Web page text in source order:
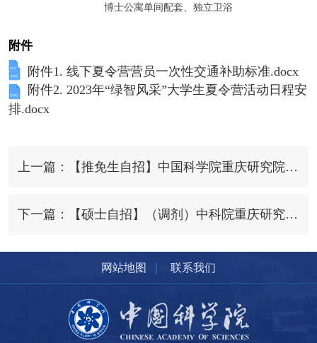
博士公寓单间配套、独立卫浴
附件
附件1. 线下夏令营营员一次性交通补助标准.docx
附件2. 2023年“绿智风采”大学生夏令营活动日程安
排.docx
上一篇：【推免生自招】中国科学院重庆研究院2024年推荐免试研究生（含直博生）拟录取名单公示
下一篇：【硕士自招】（调剂）中科院重庆研究院2023年硕士研究生招生调剂考生拟录取名单
网站地图 | 联系我们